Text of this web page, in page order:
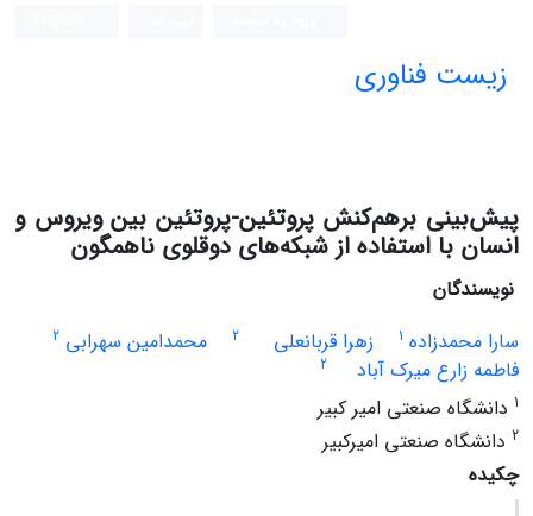
زیست فناوری
پیش‌بینی برهم‌کنش پروتئین-پروتئین بین ویروس و
انسان با استفاده از شبکه‌های دوقلوی ناهمگون
نویسندگان
سارا محمدزاده 1 زهرا قربانعلی 2 محمدامین سهرابی 2
فاطمه زارع میرک آباد
2
1 دانشگاه صنعتی امیر کبیر
2 دانشگاه صنعتی امیرکبیر
چکیده